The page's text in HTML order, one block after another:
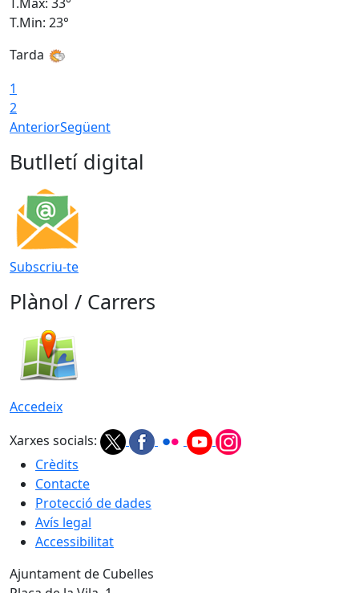
T.Min: 23°
Tarda
1
2
AnteriorSegüent
Butlletí digital
Subscriu-te
Plànol / Carrers
Accedeix
Xarxes socials:
Crèdits
Contacte
Protecció de dades
Avís legal
Accessibilitat
Ajuntament de Cubelles